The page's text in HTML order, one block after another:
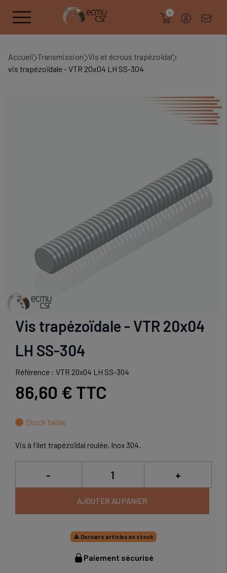
0
Accueil Transmission Vis et écrous trapézoïdal
vis trapézoïdale - VTR 20x04 LH SS-304
Vis trapézoïdale - VTR 20x04
LH SS-304
Référence : VTR 20x04 LH SS-304
86,60 € TTC
Stock faible
Vis à filet trapézoïdal roulée, Inox 304.
- +
AJOUTER AU PANIER
 Derniers articles en stock
Paiement sécurisé